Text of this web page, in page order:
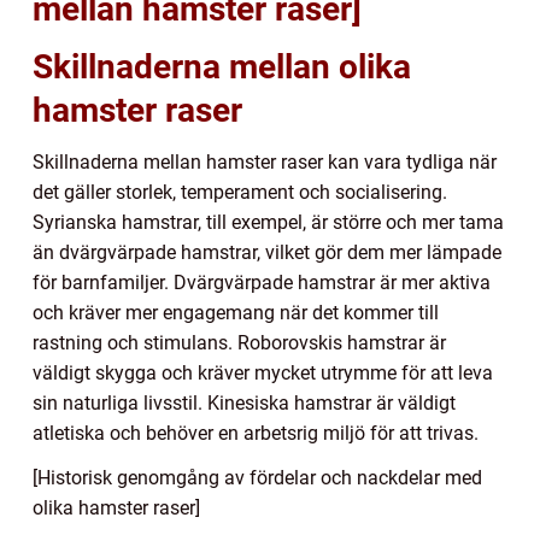
mellan hamster raser]
Skillnaderna mellan olika
hamster raser
Skillnaderna mellan hamster raser kan vara tydliga när
det gäller storlek, temperament och socialisering.
Syrianska hamstrar, till exempel, är större och mer tama
än dvärgvärpade hamstrar, vilket gör dem mer lämpade
för barnfamiljer. Dvärgvärpade hamstrar är mer aktiva
och kräver mer engagemang när det kommer till
rastning och stimulans. Roborovskis hamstrar är
väldigt skygga och kräver mycket utrymme för att leva
sin naturliga livsstil. Kinesiska hamstrar är väldigt
atletiska och behöver en arbetsrig miljö för att trivas.
[Historisk genomgång av fördelar och nackdelar med
olika hamster raser]